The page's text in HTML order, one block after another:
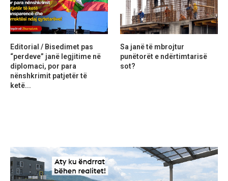
Editorial / Bisedimet pas
“perdeve” janë legjitime në
diplomaci, por para
nënshkrimit patjetër të
ketë...
Sa janë të mbrojtur
punëtorët e ndërtimtarisë
sot?